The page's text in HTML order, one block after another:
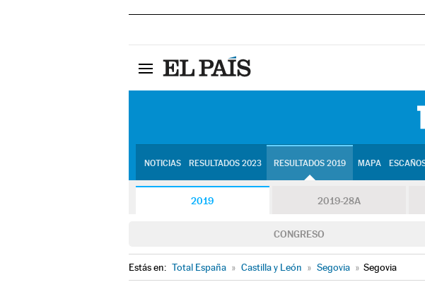
NOTICIAS RESULTADOS 2023 RESULTADOS 2019 MAPA
2019 2019-28A
CONGRESO
Estás en: Total España » Castilla y León » Segovia » Segovia